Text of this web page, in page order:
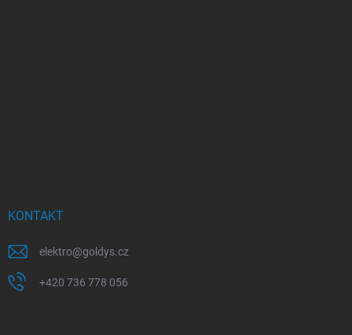
KONTAKT
elektro@goldys.cz
+420 736 778 056